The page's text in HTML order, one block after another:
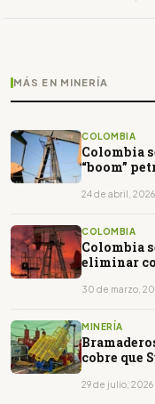
MÁS EN MINERÍA
COLOMBIA
Colombia
“boom”
24 de abril, 2026
COLOMBIA
Colombia
eliminar
30 de marzo,
MINERÍA
cobre que
29 de julio, 2026